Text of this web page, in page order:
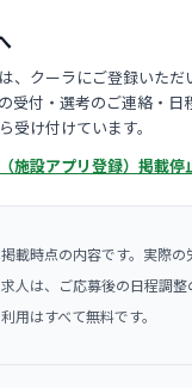
、クーラにご登録いた
受付・選考のご連絡・
受け付けています。
施設アプリ登録） 掲載停
載時点の内容です。実際
人は、ご応募後の日程調整
用はすべて無料です。